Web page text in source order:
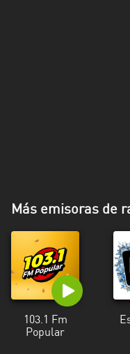
Más emisoras de
103.1 Fm
Popular